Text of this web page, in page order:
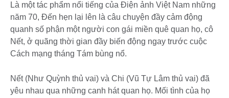
Là một tác phẩm nổi tiếng của Điện ảnh Việt Nam những
năm 70, Đến hẹn lại lên là câu chuyện đầy cảm động
quanh số phận một người con gái miền quê quan họ, cô
Nết, ở quãng thời gian đầy biến động ngay trước cuộc
Cách mạng tháng Tám bùng nổ.
Nết (Như Quỳnh thủ vai) và Chi (Vũ Tự Lâm thủ vai) đã
yêu nhau qua những canh hát quan họ. Mối tình của họ